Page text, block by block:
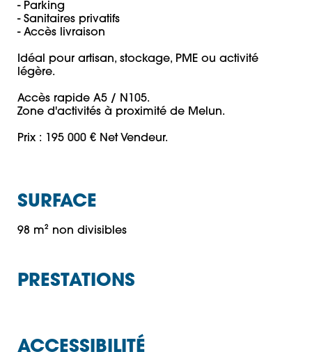
- Parking
- Sanitaires privatifs
- Accès livraison
Idéal pour artisan, stockage, PME ou activité
légère.
Accès rapide A5 / N105.
Zone d'activités à proximité de Melun.
Prix : 195 000 € Net Vendeur.
SURFACE
98 m² non divisibles
PRESTATIONS
ACCESSIBILITÉ